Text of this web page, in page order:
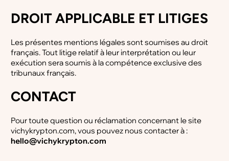
DROIT APPLICABLE ET LITIGES
Les présentes mentions légales sont soumises au droit
français. Tout litige relatif à leur interprétation ou leur
exécution sera soumis à la compétence exclusive des
tribunaux français.
CONTACT
Pour toute question ou réclamation concernant le site
vichykrypton.com, vous pouvez nous contacter à :
hello@vichykrypton.com